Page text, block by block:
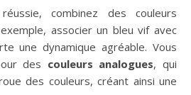
combinez des couleurs
associer un bleu vif avec
une dynamique agréable. Vous
des couleurs analogues, qui
des couleurs, créant ainsi une